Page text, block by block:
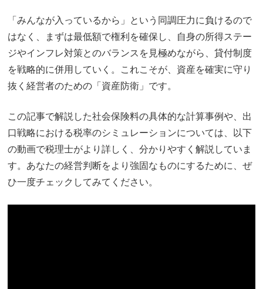
「みんなが入っているから」という同調圧力に負けるので
はなく、まずは最低額で権利を確保し、自身の所得ステー
ジやインフレ対策とのバランスを見極めながら、貸付制度
を戦略的に併用していく。これこそが、資産を確実に守り
抜く経営者のための「資産防衛」です。
この記事で解説した社会保険料の具体的な計算事例や、出
口戦略における税率のシミュレーションについては、以下
の動画で税理士がより詳しく、分かりやすく解説していま
す。あなたの経営判断をより強固なものにするために、ぜ
ひ一度チェックしてみてください。